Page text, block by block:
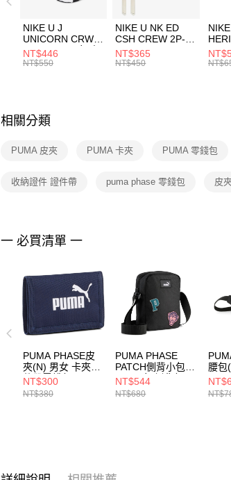
NIKE U J
UNICORN CRW
1PR -160 男女 中
統襪 FZ3393100
NT$446
NT$550
NIKE U NK ED
CSH CREW 2P-
144 EMBRDY 男
女 短統襪
NT$365
NT$450
相關分類
PUMA 皮夾 PUMA 卡夾 PUMA 零錢包
收納證件 證件帶 puma phase 零錢包 皮
一 必買清單 一
PUMA PHASE皮
夾(N) 男女 卡夾證
件帶零錢包
05475702
NT$300
NT$380
PUMA PHASE
PATCH側背小包
(N) 男女 側背包
09219701
NT$544
NT$680
腰包